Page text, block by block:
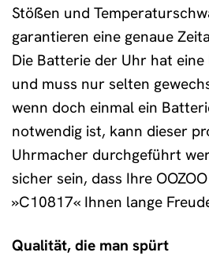
Stößen und
garantieren eine genaue
Die Batterie der Uhr hat
und muss nur selten
wenn doch einmal ein
notwendig ist, kann dieser
Uhrmacher durchgeführt
sicher sein, dass Ihre
»C10817« Ihnen lange
Qualität, die man spürt